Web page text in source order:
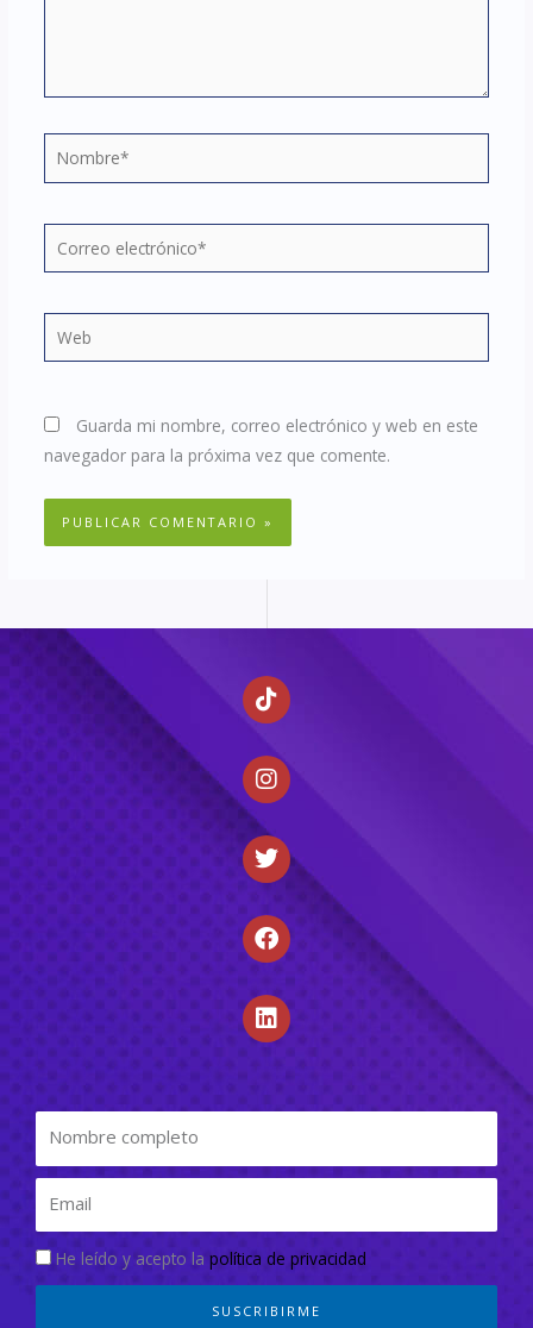
Nombre*
electrónico*
Web
Guarda mi nombre, correo electrónico y web en este
navegador para la próxima vez que comente.
He leído y acepto la política de privacidad
SUSCRIBIRME